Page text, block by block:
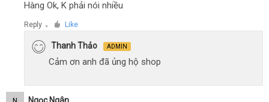
Hàng Ok, K phải nói nhiều
Reply ● Like
Thanh Thảo ADMIN
Cảm ơn anh đã ủng hộ shop